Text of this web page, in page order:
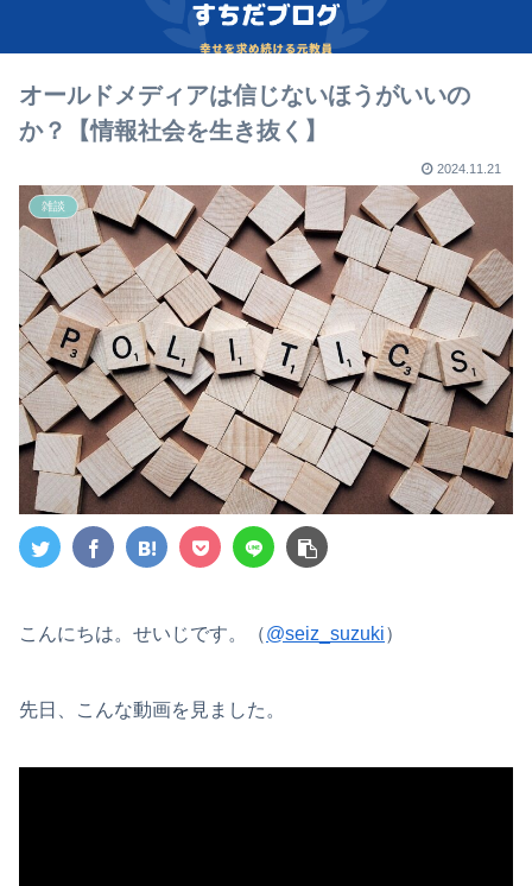
オールドメディアは信じないほうがいいの
か？【情報社会を生き抜く】
2024.11.21
雑談
こんにちは。せいじです。（@seiz_suzuki）
先日、こんな動画を見ました。